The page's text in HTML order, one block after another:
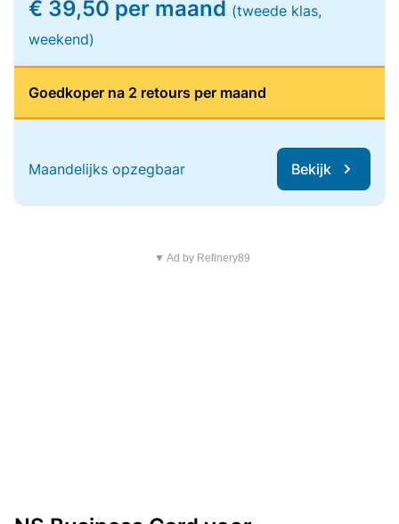
€ 39,50 per maand (tweede klas,
weekend)
Goedkoper na 2 retours per maand
Maandelijks opzegbaar Bekijk
▼ Ad by Refinery89